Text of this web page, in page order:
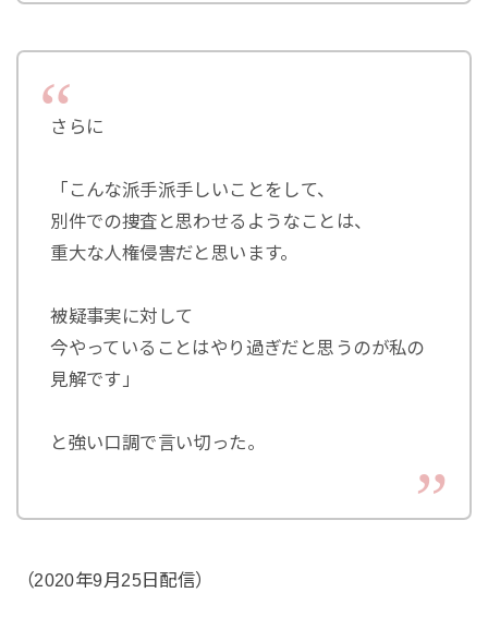
さらに
「こんな派手派手しいことをして、
別件での捜査と思わせるようなことは、
重大な人権侵害だと思います。
被疑事実に対して
今やっていることはやり過ぎだと思うのが私の
見解です」
と強い口調で言い切った。
（2020年9月25日配信）